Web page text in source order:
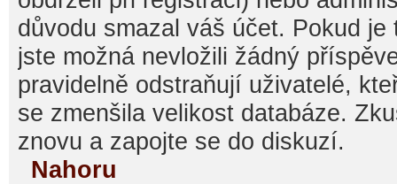
důvodu smazal váš účet. Pokud
jste možná nevložili žádný
pravidelně odstraňují uživatelé,
se zmenšila velikost databáze.
znovu a zapojte se do diskuzí.
Nahoru